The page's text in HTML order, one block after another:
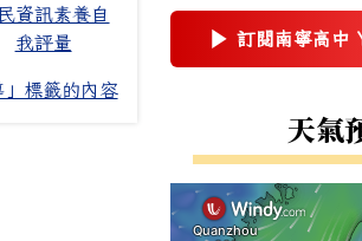
資訊素養自
我評量
標籤的內容
▶ 訂閱南寧高中
(
右邊區域
天氣